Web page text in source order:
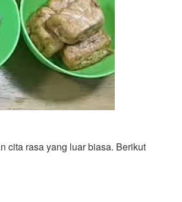
cita rasa yang luar biasa. Berikut